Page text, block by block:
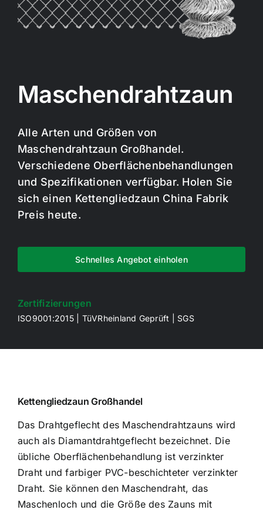
Maschendrahtzaun
Alle Arten und Größen von
Maschendrahtzaun Großhandel.
Verschiedene Oberflächenbehandlungen
und Spezifikationen verfügbar. Holen Sie
sich einen Kettengliedzaun China Fabrik
Preis heute.
Schnelles Angebot einholen
Zertifizierungen
ISO9001:2015 | TüVRheinland Geprüft | SGS
Kettengliedzaun Großhandel
Das Drahtgeflecht des Maschendrahtzauns wird
auch als Diamantdrahtgeflecht bezeichnet. Die
übliche Oberflächenbehandlung ist verzinkter
Draht und farbiger PVC-beschichteter verzinkter
Draht. Sie können den Maschendraht, das
Maschenloch und die Größe des Zauns mit